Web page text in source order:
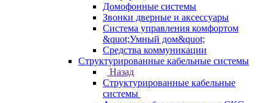
Домофонные системы
Звонки дверные и аксессуары
Система управления комфортом
&quot;Умный дом&quot;
Средства коммуникации
Структурированные кабельные системы
Назад
Структурированные кабельные
системы